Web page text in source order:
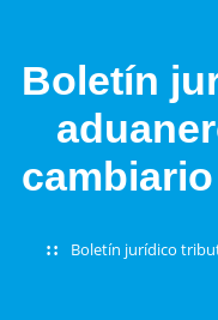
Boletín
Boletín jurídico